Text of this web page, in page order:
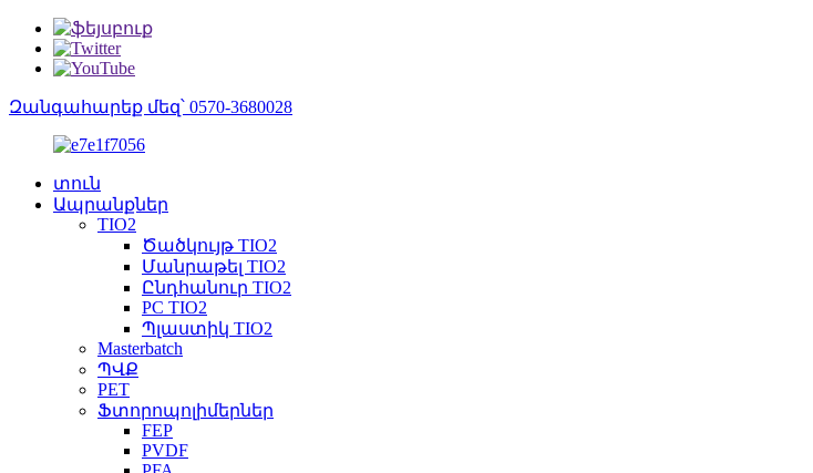
Զանգահարեք մեզ՝ 0570-3680028
տուն
Ապրանքներ
TIO2
Ծածկույթ TIO2
Մանրաթել TIO2
Ընդհանուր TIO2
PC TIO2
Պլաստիկ TIO2
Masterbatch
ՊՎՔ
PET
Ֆտորոպոլիմերներ
FEP
PVDF